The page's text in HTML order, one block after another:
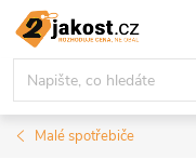
Přejít
obsah
Malé spotřebiče